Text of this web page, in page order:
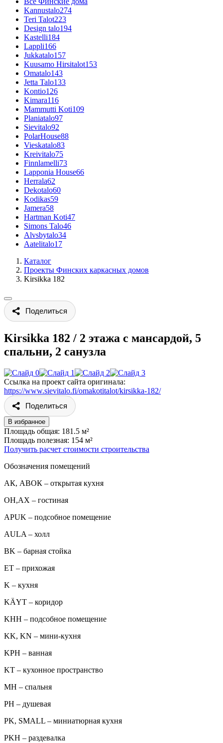
Kannustalo274
Teri Talot223
Design talo194
Kastelli184
Lappli166
Jukkatalo157
Kuusamo Hirsitalot153
Omatalo143
Jetta Talo133
Kontio126
Kimara116
Mammutti Koti109
Planiatalo97
Sievitalo92
PolarHouse88
Vieskatalo83
Kreivitalo75
Finnlamelli73
Lapponia House66
Herrala62
Dekotalo60
Kodikas59
Jamera58
Hartman Koti47
Simons Talo46
Alvsbytalo34
Aatelitalo17
Каталог
Проекты Финских каркасных домов
Kirsikka 182
Поделиться
Kirsikka 182 / 2 этажа с мансардой, 5
спальни, 2 санузла
Ссылка на проект сайта оригинала:
https://www.sievitalo.fi/omakotitalot/kirsikka-182/
Поделиться
В избранное
Площадь общая: 181.5 м²
Площадь полезная: 154 м²
Получить расчет стоимости строительства
Обозначения помещений
АК, АВОК – открытая кухня
ОН,AX – гостиная
APUK – подсобное помещение
AULA – холл
BK – барная стойка
ET – прихожая
K – кухня
KÄYT – коридор
KHH – подсобное помещение
KK, KN – мини-кухня
KPH – ванная
KT – кухонное пространство
MH – спальня
PH – душевая
PK, SMALL – миниатюрная кухня
PKH – раздевалка